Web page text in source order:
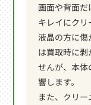
画面や背面
キレイにクリ
液晶の方に
は買取時に
せんが、本
響します。
また、クリ